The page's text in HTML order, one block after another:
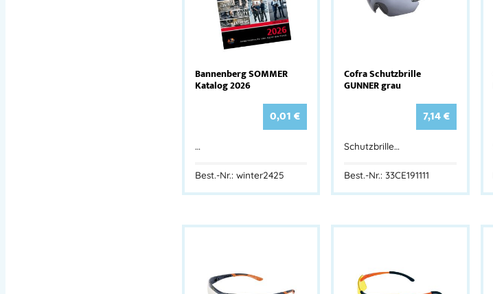
Bannenberg SOMMER
Katalog 2026
0,01€
…
Best.-Nr.: winter2425
Cofra Schutzbrille
GUNNER grau
7,14€
Schutzbrille…
Best.-Nr.: 33CE191111